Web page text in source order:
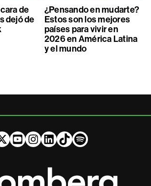
de
dejó de
¿Pensando en mudarte?
Estos son los mejores
países para vivir en
2026 en América Latina
y el mundo